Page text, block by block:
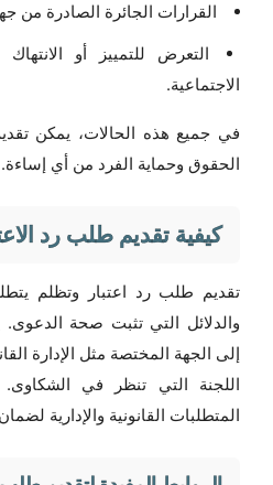
القرارات الجائرة الصادرة من
التعرض للتمييز أو
الاجتماعية.
في جميع هذه الحالات، يمكن
الحقوق وحماية الفرد من أي إساءة.
كيفية تقديم طلب رد
تقديم طلب رد اعتبار وتظلم
والدلائل التي تثبت صحة
إلى الجهة المختصة مثل الإدارة
اللجنة التي تنظر في الشكاوى.
المتطلبات القانونية والإدارية